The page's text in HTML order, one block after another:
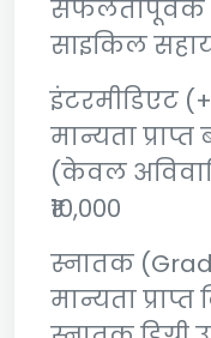
सफलतापूर्वक
साइकिल
इंटरमीडिएट
मान्यता प्राप्त
(केवल
₹10,000
स्नातक
मान्यता